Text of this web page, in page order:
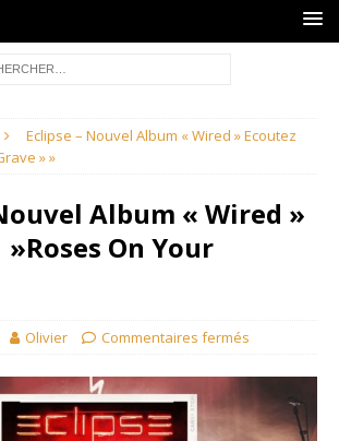
Eclipse – Nouvel Album « Wired » Ecoutez
» »
Album « Wired »
On Your
Olivier Commentaires fermés